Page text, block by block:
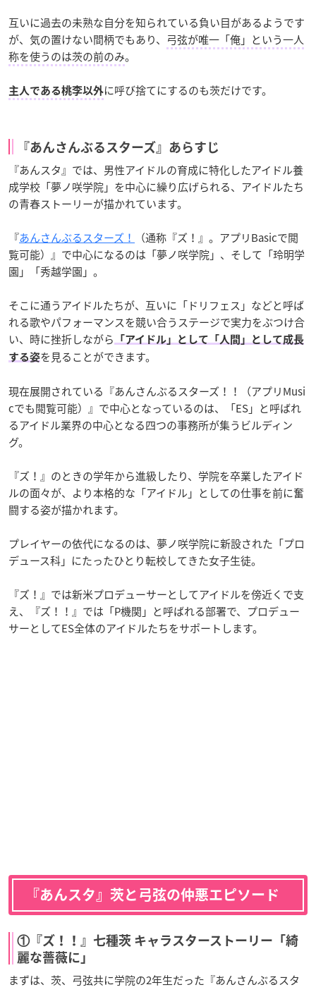
互いに過去の未熟な自分を知られている負い目があるようです
が、気の置けない間柄でもあり、 弓弦が唯一「俺」という一人
称を使うのは茨の前のみ。
主人である桃李以外に呼び捨てにするのも茨だけです。
『あんさんぶるスターズ』あらすじ
『あんスタ』では、男性アイドルの育成に特化したアイドル養
成学校「夢ノ咲学院」を中心に繰り広げられる、アイドルたち
の青春ストーリーが描かれています。
『あんさんぶるスターズ！
（通称『ズ！』。アプリBasicで閲
覧可能）』で中心になるのは「夢ノ咲学院」、そして「玲明学
園」「秀越学園」。
そこに通うアイドルたちが、互いに「ドリフェス」などと呼ば
れる歌やパフォーマンスを競い合うステージで実力をぶつけ合
い、時に挫折しながら
「アイドル」として「人間」として成長
する姿を見ることができます。
現在展開されている『あんさんぶるスターズ！！（アプリMusi
cでも閲覧可能）』で中心となっているのは、「ES」と呼ばれ
るアイドル業界の中心となる四つの事務所が集うビルディン
グ。
『ズ！』のときの学年から進級したり、学院を卒業したアイド
ルの面々が、より本格的な「アイドル」としての仕事を前に奮
闘する姿が描かれます。
プレイヤーの依代になるのは、夢ノ咲学院に新設された「プロ
デュース科」にたったひとり転校してきた女子生徒。
『ズ！』では新米プロデューサーとしてアイドルを傍近くで支
え、『ズ！！』では「P機関」と呼ばれる部署で、プロデュー
サーとしてES全体のアイドルたちをサポートします。
『あんスタ』茨と弓弦の仲悪エピソード
①『ズ！！』七種茨 キャラスターストーリー「綺
麗な薔薇に」
まずは、茨、弓弦共に学院の2年生だった『あんさんぶるスタ